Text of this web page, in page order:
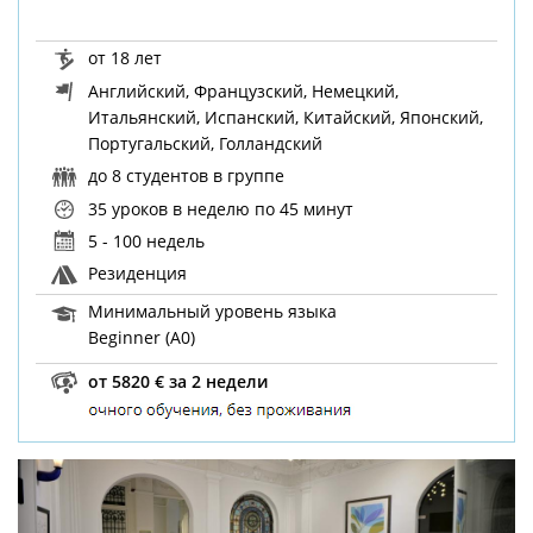
от 18 лет
Английский, Французский, Немецкий,
Итальянский, Испанский, Китайский, Японский,
Португальский, Голландский
до 8 студентов в группе
35 уроков в неделю по 45 минут
5 - 100 недель
Резиденция
Минимальный уровень языка
Beginner (A0)
от 5820 € за 2 недели